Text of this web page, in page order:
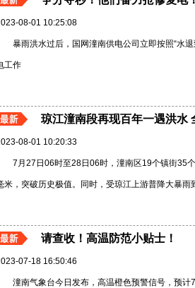
08-01 10:25:08
暴雨洪水过后，国网潼南供电公司立即按照“水
工作
琼江潼南段再现百年一遇洪水
08-01 10:20:33
7月27日06时至28日06时，潼南区19个镇街35
米，突破历史极值。同时，受琼江上游普降大暴雨
请查收！高温防范小贴士！
07-18 16:50:46
潼南气象台今日发布，高温橙色预警信号，预